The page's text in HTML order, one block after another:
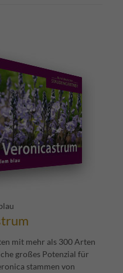
mit mehr als 300 Arten
großes Potenzial für
stammen von